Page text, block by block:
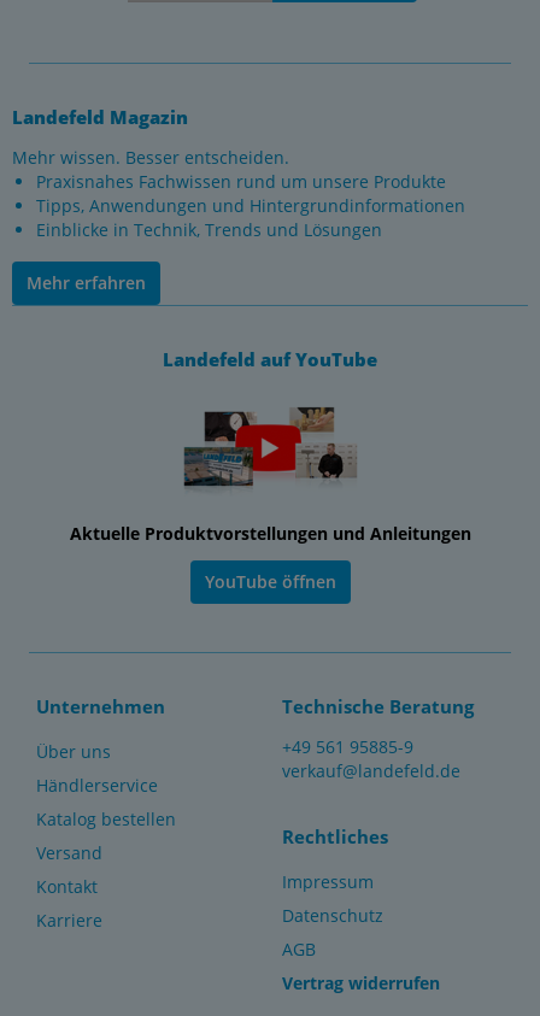
Landefeld Magazin
Mehr wissen. Besser entscheiden.
Praxisnahes Fachwissen rund um unsere Produkte
Tipps, Anwendungen und Hintergrundinformationen
Einblicke in Technik, Trends und Lösungen
Mehr erfahren
Landefeld auf YouTube
Aktuelle Produktvorstellungen und Anleitungen
YouTube öffnen
Unternehmen
Über uns
Händlerservice
Katalog bestellen
Versand
Kontakt
Karriere
Technische Beratung
+49 561 95885-9
verkauf@landefeld.de
Rechtliches
Impressum
Datenschutz
AGB
Vertrag widerrufen